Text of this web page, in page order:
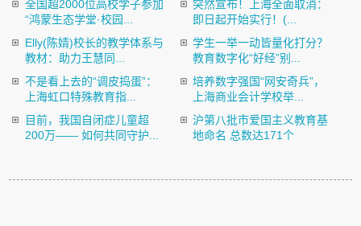
全国超2000位高校学子参加
“鸿蒙生态学堂·校园...
突然宣布！上海全面取消：
即日起开始实行！(...
Elly(陈婧)校长的教学体系与
教材：助力王慧同...
学生一举一动皆量化打分？
教育数字化“好经”别...
不是看上去的“调皮捣蛋”：
上海虹口特殊教育指...
培养数字强国“网安奇兵”，
上海商业会计学校举...
目前，我国自闭症儿童超
200万—— 如何共同守护...
沪第八批市爱国主义教育基
地命名 总数达171个